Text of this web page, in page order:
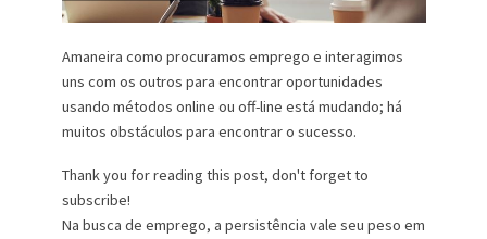
Amaneira como procuramos emprego e interagimos
uns com os outros para encontrar oportunidades
usando métodos online ou off-line está mudando; há
muitos obstáculos para encontrar o sucesso.
Thank you for reading this post, don't forget to
subscribe!
Na busca de emprego, a persistência vale seu peso em